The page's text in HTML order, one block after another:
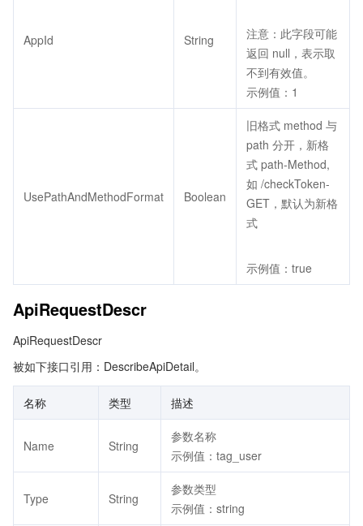
AppId String
注意：此字段可能
返回 null，表示取
不到有效值。
示例值：1
UsePathAndMethodFormat Boolean
旧格式 method 与
path 分开，新格
式 path-Method,
如 /checkToken-
GET，默认为新格
式
示例值：true
ApiRequestDescr
ApiRequestDescr
被如下接口引用：DescribeApiDetail。
名称 类型 描述
Name String
参数名称
示例值：tag_user
Type String
参数类型
示例值：string